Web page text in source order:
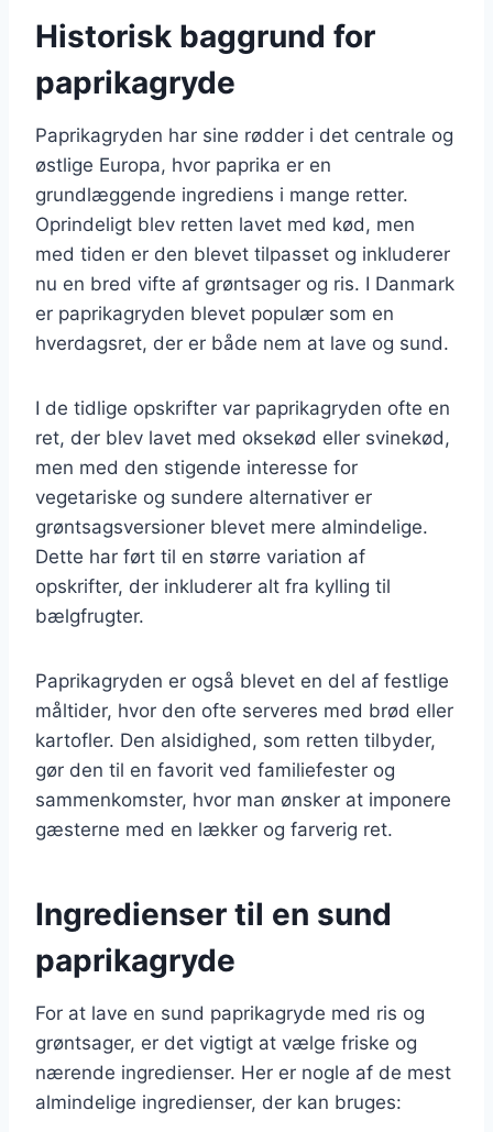
Historisk baggrund for
paprikagryde
Paprikagryden har sine rødder i det centrale og
østlige Europa, hvor paprika er en
grundlæggende ingrediens i mange retter.
Oprindeligt blev retten lavet med kød, men
med tiden er den blevet tilpasset og inkluderer
nu en bred vifte af grøntsager og ris. I Danmark
er paprikagryden blevet populær som en
hverdagsret, der er både nem at lave og sund.
I de tidlige opskrifter var paprikagryden ofte en
ret, der blev lavet med oksekød eller svinekød,
men med den stigende interesse for
vegetariske og sundere alternativer er
grøntsagsversioner blevet mere almindelige.
Dette har ført til en større variation af
opskrifter, der inkluderer alt fra kylling til
bælgfrugter.
Paprikagryden er også blevet en del af festlige
måltider, hvor den ofte serveres med brød eller
kartofler. Den alsidighed, som retten tilbyder,
gør den til en favorit ved familiefester og
sammenkomster, hvor man ønsker at imponere
gæsterne med en lækker og farverig ret.
Ingredienser til en sund
paprikagryde
For at lave en sund paprikagryde med ris og
grøntsager, er det vigtigt at vælge friske og
nærende ingredienser. Her er nogle af de mest
almindelige ingredienser, der kan bruges: